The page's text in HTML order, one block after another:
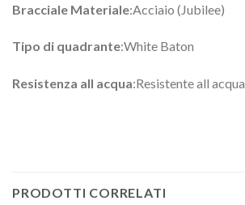
Bracciale Materiale:Acciaio (Jubilee)
Tipo di quadrante:White Baton
Resistenza all acqua:Resistente all acqua
PRODOTTI CORRELATI